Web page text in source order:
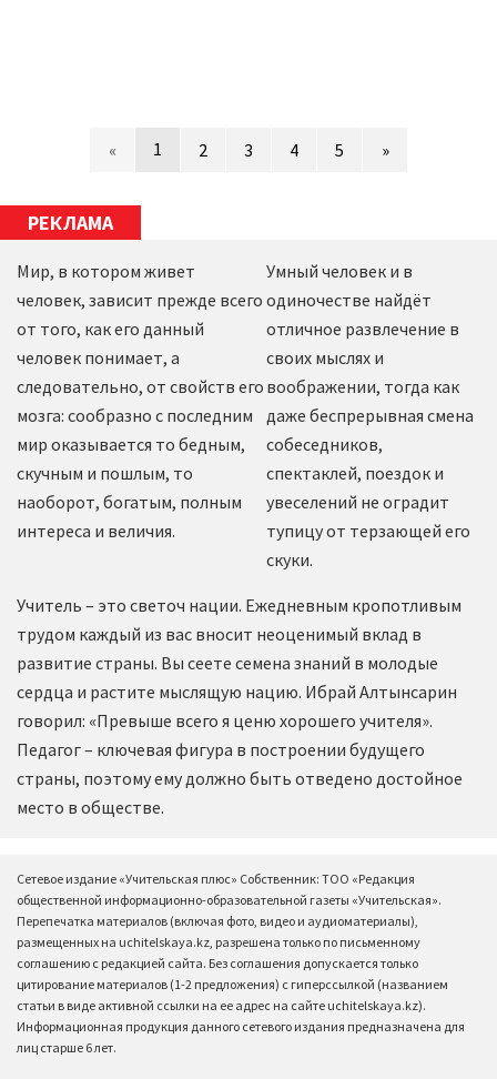
« 1 2 3 4 5 »
РЕКЛАМА
Мир, в котором живет
человек, зависит прежде всего
от того, как его данный
человек понимает, а
следовательно, от свойств его
мозга: сообразно с последним
мир оказывается то бедным,
скучным и пошлым, то
наоборот, богатым, полным
интереса и величия.
Умный человек и в
одиночестве найдёт
отличное развлечение в
своих мыслях и
воображении, тогда как
даже беспрерывная смена
собеседников,
спектаклей, поездок и
увеселений не оградит
тупицу от терзающей его
скуки.
Учитель – это светоч нации. Ежедневным кропотливым
трудом каждый из вас вносит неоценимый вклад в
развитие страны. Вы сеете семена знаний в молодые
сердца и растите мыслящую нацию. Ибрай Алтынсарин
говорил: «Превыше всего я ценю хорошего учителя».
Педагог – ключевая фигура в построении будущего
страны, поэтому ему должно быть отведено достойное
место в обществе.
Сетевое издание «Учительская плюс» Собственник: ТОО «Редакция
общественной информационно-образовательной газеты «Учительская».
Перепечатка материалов (включая фото, видео и аудиоматериалы),
размещенных на uchitelskaya.kz, разрешена только по письменному
соглашению с редакцией сайта. Без соглашения допускается только
цитирование материалов (1-2 предложения) с гиперссылкой (названием
статьи в виде активной ссылки на ее адрес на сайте uchitelskaya.kz).
Информационная продукция данного сетевого издания предназначена для
лиц старше 6 лет.